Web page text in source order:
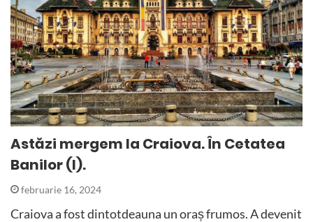
Astăzi mergem la Craiova. În Cetatea
Banilor (I).
februarie 16, 2024
Craiova a fost dintotdeauna un oraș frumos. A devenit